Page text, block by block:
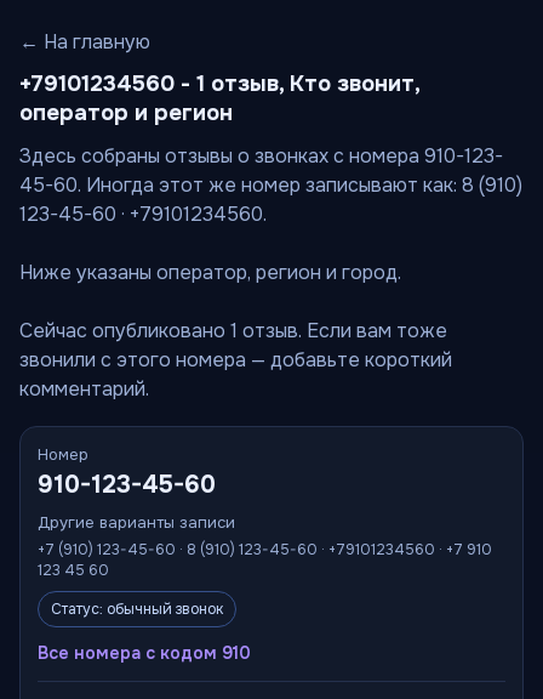
← На главную
+79101234560 - 1 отзыв, Кто звонит,
оператор и регион
Здесь собраны отзывы о звонках с номера 910-123-
45-60. Иногда этот же номер записывают как: 8 (910)
123-45-60 · +79101234560.
Ниже указаны оператор, регион и город.
Сейчас опубликовано 1 отзыв. Если вам тоже
звонили с этого номера — добавьте короткий
комментарий.
Номер
910-123-45-60
Другие варианты записи
+7 (910) 123-45-60 · 8 (910) 123-45-60 · +79101234560 · +7 910
123 45 60
Статус: обычный звонок
Все номера с кодом 910